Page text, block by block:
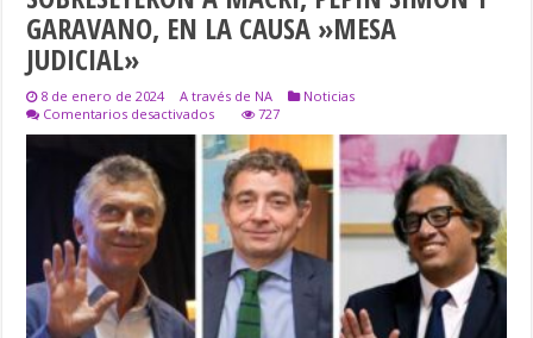
GARAVANO, EN LA CAUSA »MESA
JUDICIAL»
8 de enero de 2024 A través de NA
Noticias
Comentarios desactivadosen
SOBRESEYERON
A
MACRI,
PEPÍN
SIMÓN
Y
GARAVANO,
EN
LA
CAUSA
»MESA
JUDICIAL»
727